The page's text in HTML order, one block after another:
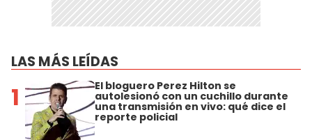
LAS MÁS LEÍDAS
1 El bloguero Perez Hilton se
autolesionó con un cuchillo durante
una transmisión en vivo: qué dice el
reporte policial